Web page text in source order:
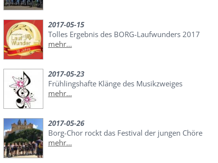
2017-05-15
Tolles Ergebnis des BORG-Laufwunders 2017
mehr...
2017-05-23
Frühlingshafte Klänge des Musikzweiges
mehr...
2017-05-26
Borg-Chor rockt das Festival der jungen Chöre
mehr...